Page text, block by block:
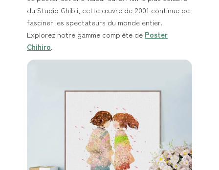
du Studio Ghibli, cette œuvre de 2001 continue de
fasciner les spectateurs du monde entier.
Explorez notre gamme complète de Poster
Chihiro.